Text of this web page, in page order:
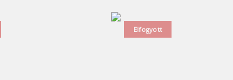
Elfogyott